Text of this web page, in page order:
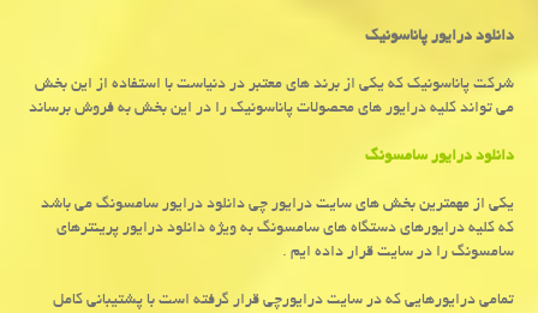
دانلود درایور پاناسونیک
شرکت پاناسونیک که یکی از برند های معتبر در دنیاست با استفاده از این بخش
می تواند کلیه درایور های محصولات پاناسونیک را در این بخش به فروش برساند
دانلود درایور سامسونگ
یکی از مهمترین بخش های سایت درایور چی دانلود درایور سامسونگ می باشد
که کلیه درایورهای دستگاه های سامسونگ به ویژه دانلود درایور پرینترهای
سامسونگ را در سایت قرار داده ایم .
تمامی درایورهایی که در سایت درایورچی قرار گرفته است با پشتیبانی کامل